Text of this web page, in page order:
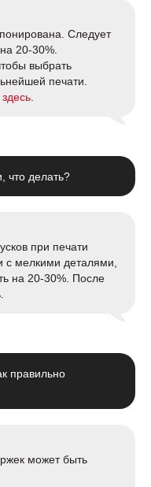
Следует
20-30%.
выбрать
печати.
здесь
что делать?
при печати
с мелкими деталями,
на 20-30%. После
правильно
может быть